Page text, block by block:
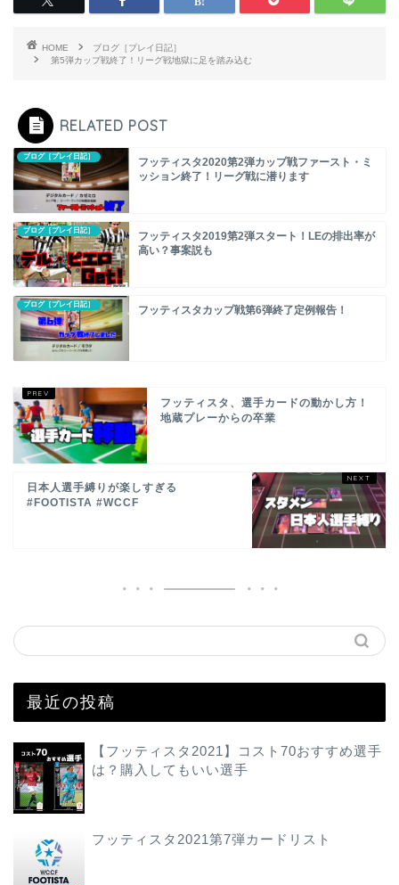
HOME
ブログ［プレイ日記］
第5弾カップ戦終了！リーグ戦地獄に足を踏み込む
RELATED POST
ブログ［プレイ日記］
フッティスタ2020第2弾カップ戦ファースト・ミ
ッション終了！リーグ戦に潜ります
ブログ［プレイ日記］
フッティスタ2019第2弾スタート！LEの排出率が
高い？事案説も
ブログ［プレイ日記］ フッティスタカップ戦第6弾終了定例報告！
フッティスタ、選手カードの動かし方！
地蔵プレーからの卒業
日本人選手縛りが楽しすぎる
#FOOTISTA #WCCF
最近の投稿
【フッティスタ2021】コスト70おすすめ選手
は？購入してもいい選手
フッティスタ2021第7弾カードリスト